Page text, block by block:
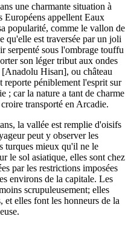
une charmante situation à
Européens appellent Eaux
popularité, comme le vallon de
qu'elle est traversée par un joli
serpenté sous l'ombrage touffu
son léger tribut aux ondes
Hisarı], ou château
reporte péniblement l'esprit sur
; car la nature a tant de charme
transporté en Arcadie.
la vallée est remplie d'oisifs
peut y observer les
turques mieux qu'il ne le
le sol asiatique, elles sont chez
par les restrictions imposées
environs de la capitale. Les
scrupuleusement; elles
et elles font les honneurs de la